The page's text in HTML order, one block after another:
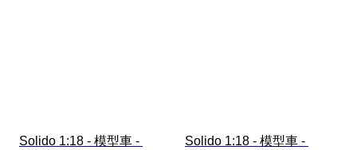
Solido 1:18 - 模型車 -
Solido 1:18 - 模型車 -